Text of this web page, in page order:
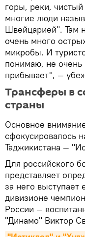
горы, реки,
многие люди
Швейцарией". Там
очень много
микробы. И
понимаю, не очень
прибывает", —
Трансферы в
страны
Основное
сфокусировалось
Таджикистана —
Для российского
представляет
за него выступает
дивизионе
России —
"Динамо" Виктор